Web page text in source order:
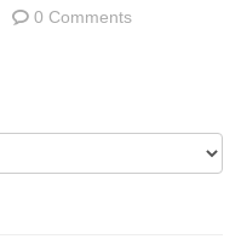
0 Comments